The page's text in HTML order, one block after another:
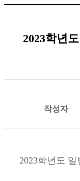
2023학년
작성자
2023학년도